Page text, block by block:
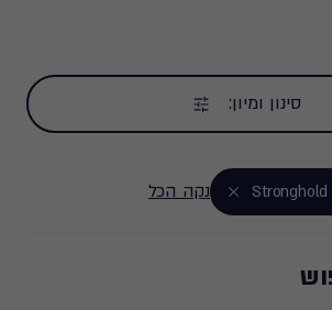
סינון ומיון:
נקה הכל